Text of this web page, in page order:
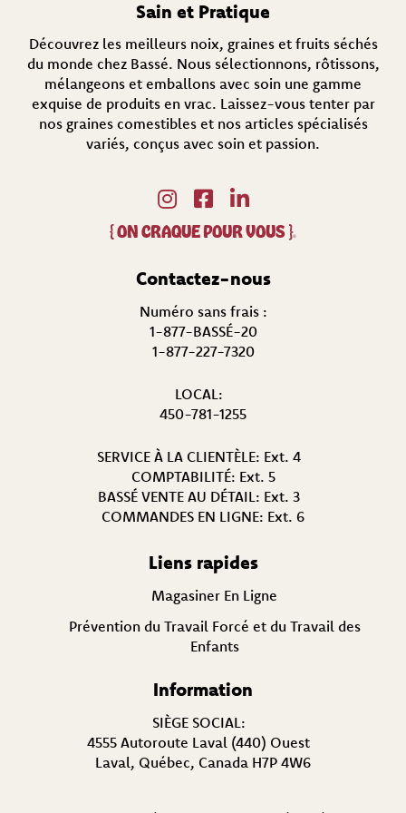
Sain et Pratique
Découvrez les meilleurs noix, graines et fruits séchés
du monde chez Bassé. Nous sélectionnons, rôtissons,
mélangeons et emballons avec soin une gamme
exquise de produits en vrac. Laissez-vous tenter par
nos graines comestibles et nos articles spécialisés
variés, conçus avec soin et passion.
{ ON CRAQUE POUR VOUS }®
Contactez-nous
Numéro sans frais :
1-877-BASSÉ-20
1-877-227-7320
LOCAL:
450-781-1255
SERVICE À LA CLIENTÈLE: Ext. 4
COMPTABILITÉ: Ext. 5
BASSÉ VENTE AU DÉTAIL: Ext. 3
COMMANDES EN LIGNE: Ext. 6
Liens rapides
Magasiner En Ligne
Prévention du Travail Forcé et du Travail des
Enfants
Information
SIÈGE SOCIAL:
4555 Autoroute Laval (440) Ouest
Laval, Québec, Canada H7P 4W6